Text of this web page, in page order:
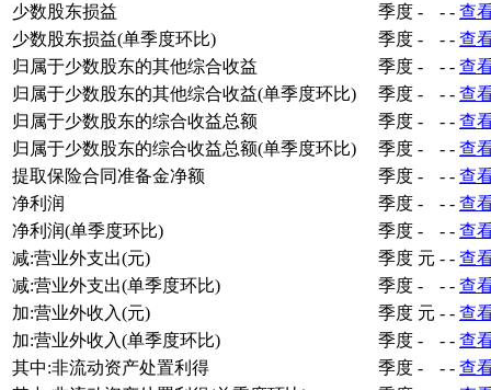
少数股东损益
季度 - - - 查
少数股东损益(单季度环比)
季度 - - - 查
归属于少数股东的其他综合收益
季度 - - - 查
归属于少数股东的其他综合收益(单季度环比)
季度 - - - 查
归属于少数股东的综合收益总额
季度 - - - 查
归属于少数股东的综合收益总额(单季度环比)
季度 - - - 查
提取保险合同准备金净额
季度 - - - 查
净利润
季度 - - - 查
净利润(单季度环比)
季度 - - - 查
减:营业外支出(元)
季度 元 - - 查
减:营业外支出(单季度环比)
季度 - - - 查
加:营业外收入(元)
季度 元 - - 查
加:营业外收入(单季度环比)
季度 - - - 查
其中:非流动资产处置利得
季度 - - - 查